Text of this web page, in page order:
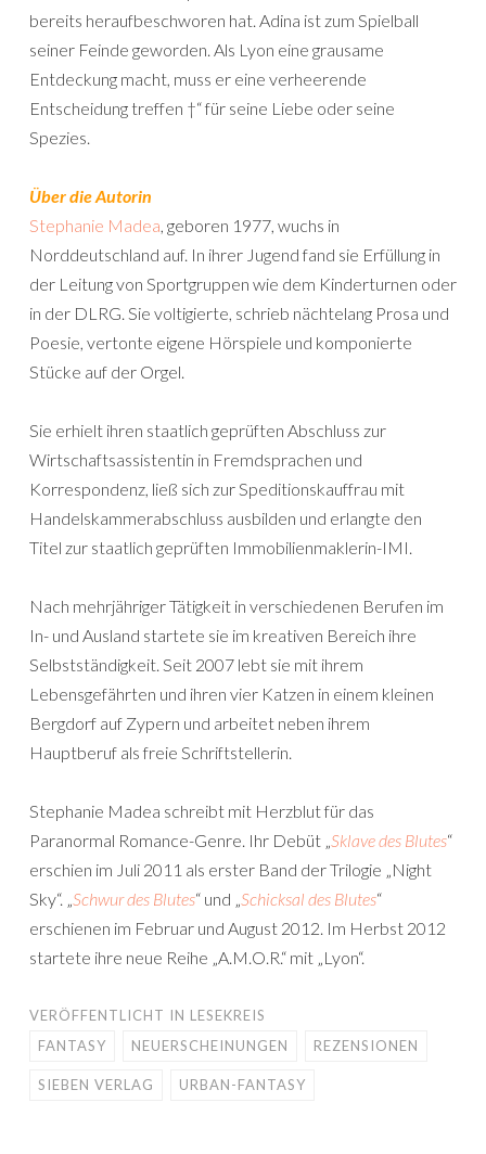
bereits heraufbeschworen hat. Adina ist zum Spielball
seiner Feinde geworden. Als Lyon eine grausame
Entdeckung macht, muss er eine verheerende
Entscheidung treffen †“ für seine Liebe oder seine
Spezies.
Über die Autorin
Stephanie Madea, geboren 1977, wuchs in
Norddeutschland auf. In ihrer Jugend fand sie Erfüllung in
der Leitung von Sportgruppen wie dem Kinderturnen oder
in der DLRG. Sie voltigierte, schrieb nächtelang Prosa und
Poesie, vertonte eigene Hörspiele und komponierte
Stücke auf der Orgel.
Sie erhielt ihren staatlich geprüften Abschluss zur
Wirtschaftsassistentin in Fremdsprachen und
Korrespondenz, ließ sich zur Speditionskauffrau mit
Handelskammerabschluss ausbilden und erlangte den
Titel zur staatlich geprüften Immobilienmaklerin-IMI.
Nach mehrjähriger Tätigkeit in verschiedenen Berufen im
In- und Ausland startete sie im kreativen Bereich ihre
Selbstständigkeit. Seit 2007 lebt sie mit ihrem
Lebensgefährten und ihren vier Katzen in einem kleinen
Bergdorf auf Zypern und arbeitet neben ihrem
Hauptberuf als freie Schriftstellerin.
Stephanie Madea schreibt mit Herzblut für das
Paranormal Romance-Genre. Ihr Debüt „Sklave des Blutes“
erschien im Juli 2011 als erster Band der Trilogie „Night
Sky“. „Schwur des Blutes“ und „Schicksal des Blutes“
erschienen im Februar und August 2012. Im Herbst 2012
startete ihre neue Reihe „A.M.O.R.“ mit „Lyon“.
VERÖFFENTLICHT IN LESEKREIS
FANTASY
NEUERSCHEINUNGEN REZENSIONEN
SIEBEN VERLAG URBAN-FANTASY